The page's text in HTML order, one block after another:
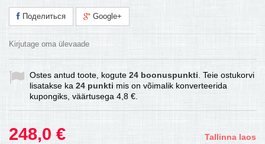
Поделиться Google+
Kirjutage oma ülevaade
Ostes antud toote, kogute 24 boonuspunkti . Teie ostukorvi
lisatakse ka 24 punkti mis on võimalik konverteerida
kupongiks, väärtusega 4,8 €
248,0 € Tallinna laos